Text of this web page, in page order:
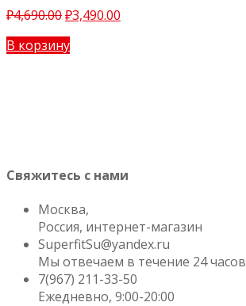
₽4,690.00₽3,490.00
В корзину
Свяжитесь с нами
Москва,
Россия, интернет-магазин
SuperfitSu@yandex.ru
Мы отвечаем в течение 24 часов
7(967) 211-33-50
Ежедневно, 9:00-20:00